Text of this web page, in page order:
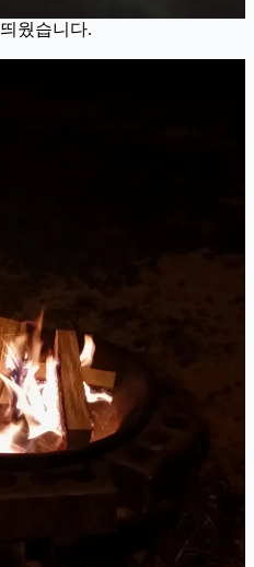
웠습니다.